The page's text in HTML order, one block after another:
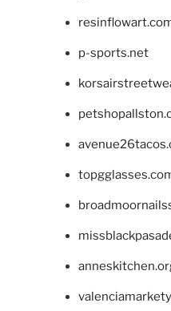
p-sports.net